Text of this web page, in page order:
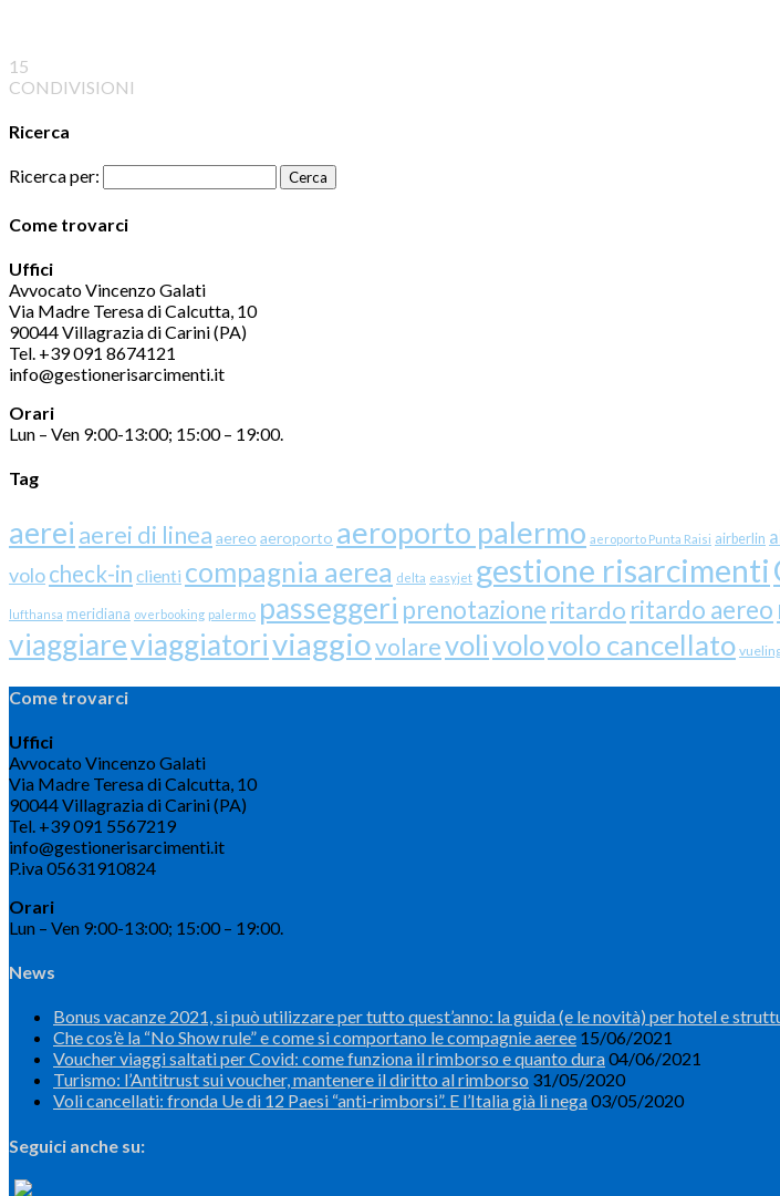
15
CONDIVISIONI
Ricerca
Ricerca per:
Come trovarci
Uffici
Avvocato Vincenzo Galati
Via Madre Teresa di Calcutta, 10
90044 Villagrazia di Carini (PA)
Tel. +39 091 8674121
info@gestionerisarcimenti.it
Orari
Lun – Ven 9:00-13:00; 15:00 – 19:00.
Tag
aerei aerei di linea aereo aeroporto aeroporto palermo aeroporto Punta Raisi airberlin
volocheck-in clienti compagnia aerea delta easyjet gestione risarcimenti
lufthansa meridiana overbooking palermo passeggeri prenotazione ritardo ritardo aereo
viaggiareviaggiatoriviaggiovolarevolivolovolo cancellato
Come trovarci
Uffici
Avvocato Vincenzo Galati
Via Madre Teresa di Calcutta, 10
90044 Villagrazia di Carini (PA)
Tel. +39 091 5567219
info@gestionerisarcimenti.it
P.iva 05631910824
Orari
Lun – Ven 9:00-13:00; 15:00 – 19:00.
News
Bonus vacanze 2021, si può utilizzare per tutto quest’anno: la guida (e le novità) per hotel e
Che cos’è la “No Show rule” e come si comportano le compagnie aeree 15/06/2021
Voucher viaggi saltati per Covid: come funziona il rimborso e quanto dura04/06/2021
Turismo: l’Antitrust sui voucher, mantenere il diritto al rimborso 31/05/2020
Voli cancellati: fronda Ue di 12 Paesi “anti-rimborsi”. E l’Italia già li nega03/05/2020
Seguici anche su: